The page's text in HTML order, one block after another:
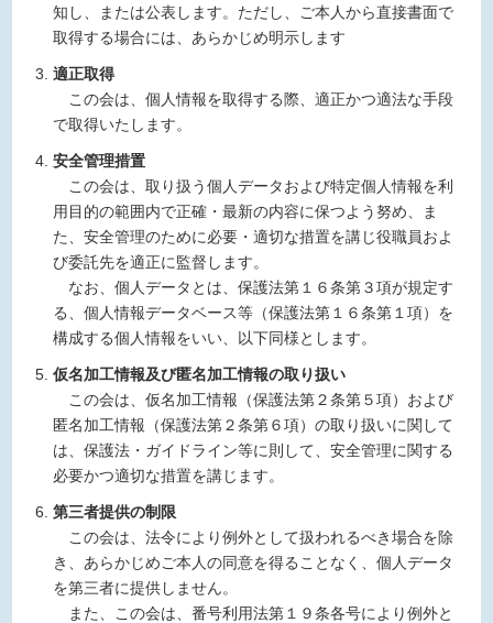
知し、または公表します。ただし、ご本人から直接書面で
取得する場合には、あらかじめ明示します
適正取得
この会は、個人情報を取得する際、適正かつ適法な手段
で取得いたします。
安全管理措置
この会は、取り扱う個人データおよび特定個人情報を利
用目的の範囲内で正確・最新の内容に保つよう努め、ま
た、安全管理のために必要・適切な措置を講じ役職員およ
び委託先を適正に監督します。
なお、個人データとは、保護法第１６条第３項が規定す
る、個人情報データベース等（保護法第１６条第１項）を
構成する個人情報をいい、以下同様とします。
仮名加工情報及び匿名加工情報の取り扱い
この会は、仮名加工情報（保護法第２条第５項）および
匿名加工情報（保護法第２条第６項）の取り扱いに関して
は、保護法・ガイドライン等に則して、安全管理に関する
必要かつ適切な措置を講じます。
第三者提供の制限
この会は、法令により例外として扱われるべき場合を除
き、あらかじめご本人の同意を得ることなく、個人データ
を第三者に提供しません。
また、この会は、番号利用法第１９条各号により例外と